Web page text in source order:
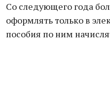
Со следующего года
оформлять только в
пособия по ним